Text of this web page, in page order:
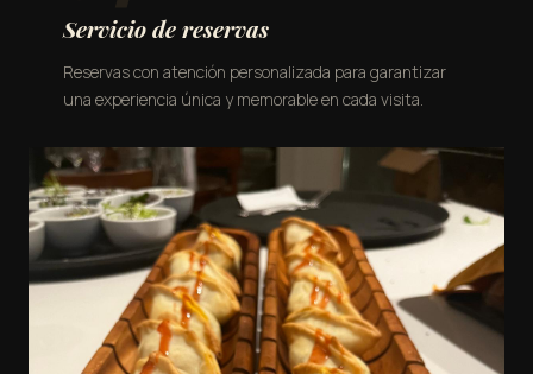
Servicio de reservas
Reservas con atención personalizada para garantizar
una experiencia única y memorable en cada visita.